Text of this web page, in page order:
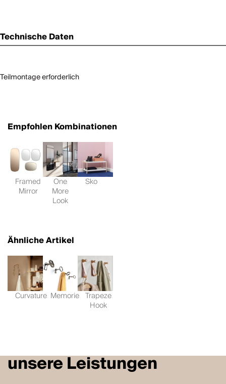
Technische Daten
Teilmontage erforderlich
Empfohlen Kombinationen
Framed
Mirror
One
More
Look
Sko
Ähnliche Artikel
Curvature Memorie Trapeze
Hook
unsere Leistungen